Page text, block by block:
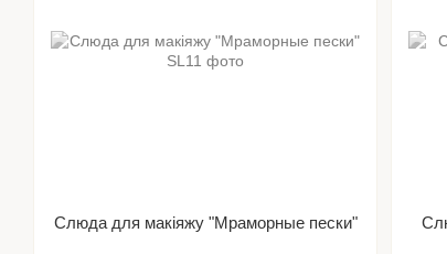
Слюда для макіяжу "Мраморные пески"